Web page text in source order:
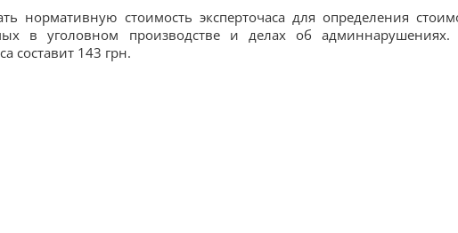
нормативную стоимость эксперточаса для определения
в уголовном производстве и делах об админнарушениях.
составит 143 грн.